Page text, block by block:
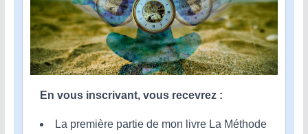
En vous inscrivant, vous recevrez :
La première partie de mon livre La Méthode